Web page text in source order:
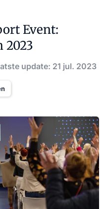
Event:
2023
update: 21 jul. 2023